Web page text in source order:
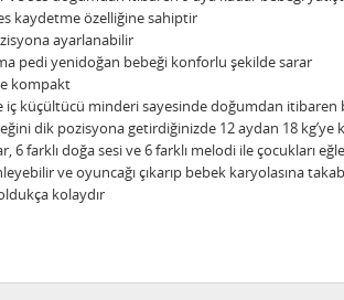
kaydetme özelliğine sahiptir
ayarlanabilir
pedi yenidoğan bebeği konforlu şekilde sarar
kompakt
iç küçültücü minderi sayesinde doğumdan
dik pozisyona getirdiğinizde 12 aydan 18
6 farklı doğa sesi ve 6 farklı melodi ile çocukları
ve oyuncağı çıkarıp bebek karyolasına
kolaydır